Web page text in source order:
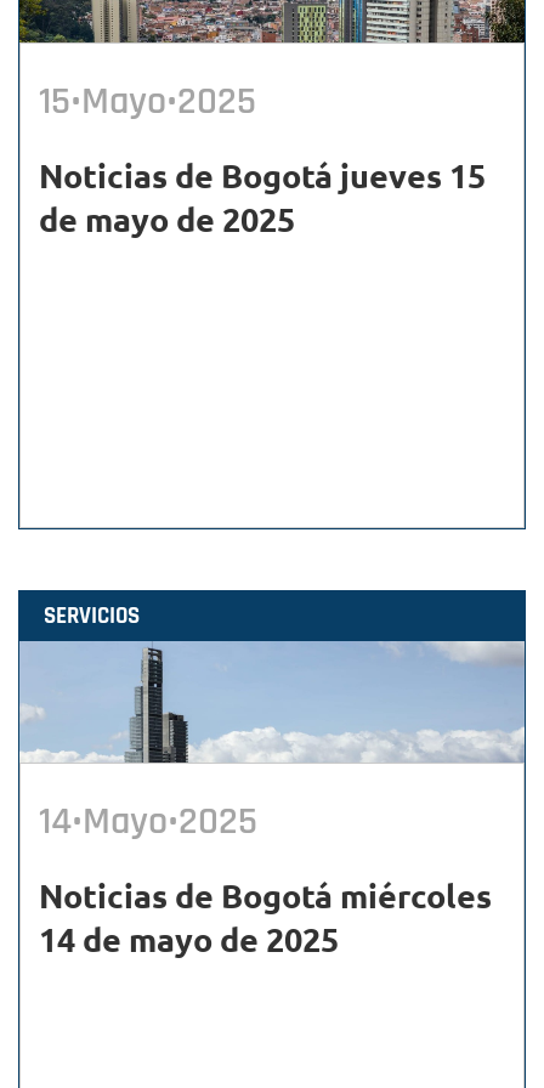
15•Mayo•2025
Noticias de Bogotá jueves 15
de mayo de 2025
SERVICIOS
14•Mayo•2025
Noticias de Bogotá miércoles
14 de mayo de 2025